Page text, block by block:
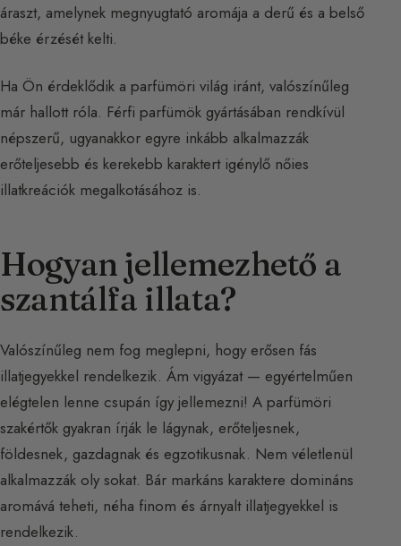
áraszt, amelynek megnyugtató aromája a derű és a belső
béke érzését kelti.
Ha Ön érdeklődik a parfümöri világ iránt, valószínűleg
már hallott róla. Férfi parfümök gyártásában rendkívül
népszerű, ugyanakkor egyre inkább alkalmazzák
erőteljesebb és kerekebb karaktert igénylő nőies
illatkreációk megalkotásához is.
Hogyan jellemezhető a
szantálfa illata?
Valószínűleg nem fog meglepni, hogy erősen fás
illatjegyekkel rendelkezik. Ám vigyázat — egyértelműen
elégtelen lenne csupán így jellemezni! A parfümöri
szakértők gyakran írják le lágynak, erőteljesnek,
földesnek, gazdagnak és egzotikusnak. Nem véletlenül
alkalmazzák oly sokat. Bár markáns karaktere domináns
aromává teheti, néha finom és árnyalt illatjegyekkel is
rendelkezik.